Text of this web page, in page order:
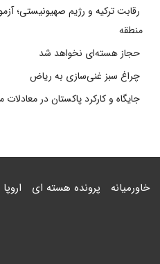
رقابت ترکیه و رژیم صهیونیستی؛
منطقه
حجاز هسته‌ای نخواهد شد
چراغ سبز غنی‌سازی به ریاض
جایگاه و کارکرد پاکستان در معادلات
خاورمیانه پرونده هسته ای اروپا